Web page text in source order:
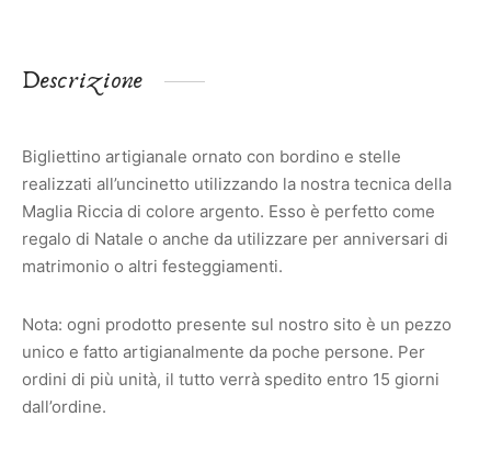
Descrizione
Bigliettino artigianale ornato con bordino e stelle
realizzati all’uncinetto utilizzando la nostra tecnica della
Maglia Riccia di colore argento. Esso è perfetto come
regalo di Natale o anche da utilizzare per anniversari di
matrimonio o altri festeggiamenti.
Nota: ogni prodotto presente sul nostro sito è un pezzo
unico e fatto artigianalmente da poche persone. Per
ordini di più unità, il tutto verrà spedito entro 15 giorni
dall’ordine.